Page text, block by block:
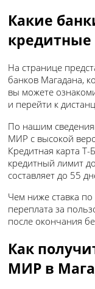
Какие
На странице
банков Магадана,
вы можете
и перейти к
По нашим
МИР с высокой
Кредитная карта
кредитный лимит
составляет до 55
Чем ниже ставка
переплата за
после окончания
Как
МИР в